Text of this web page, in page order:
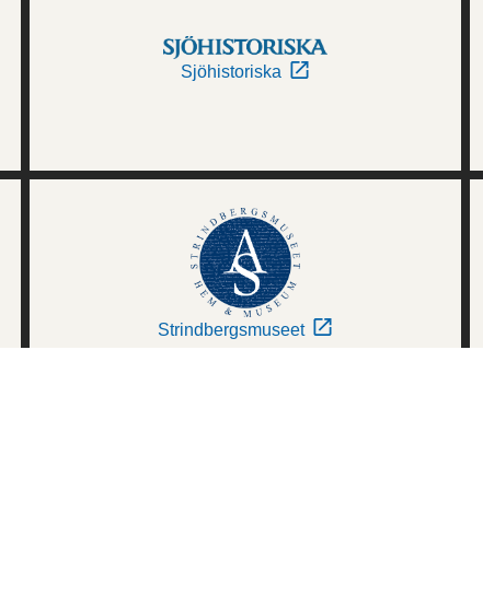
Sjöhistoriska
Strindbergsmuseet